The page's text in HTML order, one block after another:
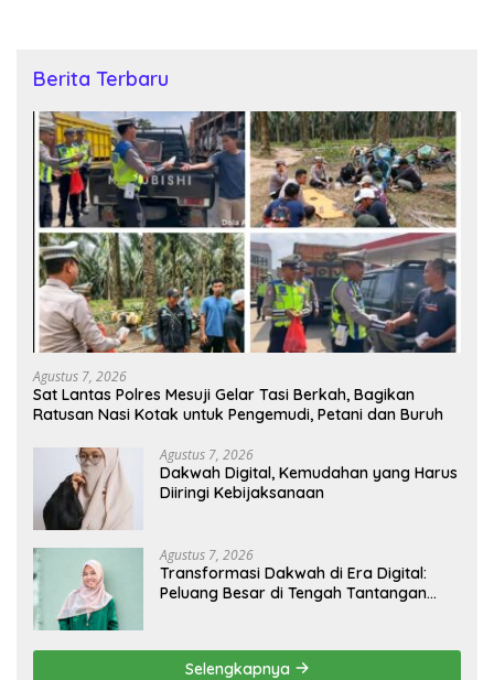
Berita Terbaru
Agustus 7, 2026
Sat Lantas Polres Mesuji Gelar Tasi Berkah, Bagikan
Ratusan Nasi Kotak untuk Pengemudi, Petani dan Buruh
Agustus 7, 2026
Dakwah Digital, Kemudahan yang Harus
Diiringi Kebijaksanaan
Agustus 7, 2026
Transformasi Dakwah di Era Digital:
Peluang Besar di Tengah Tantangan
Selengkapnya